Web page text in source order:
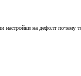
на дефолт